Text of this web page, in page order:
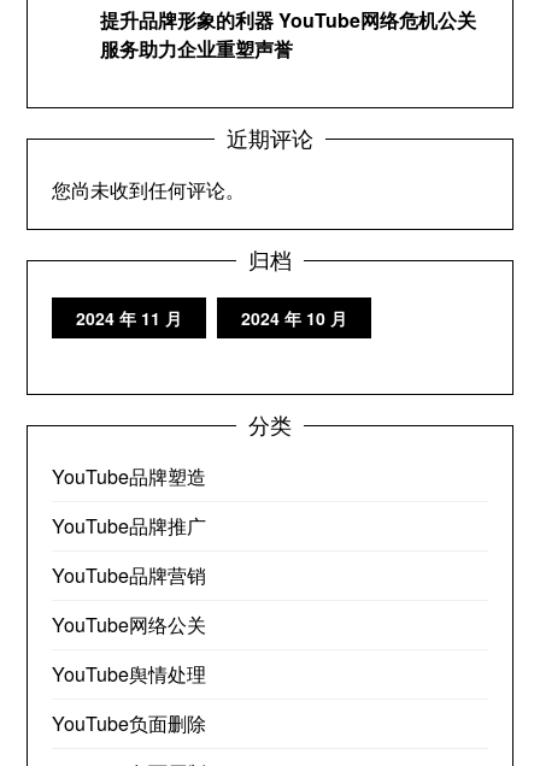
提升品牌形象的利器 YouTube网络危机公关
服务助力企业重塑声誉
近期评论
您尚未收到任何评论。
归档
2024 年 11 月 2024 年 10 月
分类
YouTube品牌塑造
YouTube品牌推广
YouTube品牌营销
YouTube网络公关
YouTube舆情处理
YouTube负面删除